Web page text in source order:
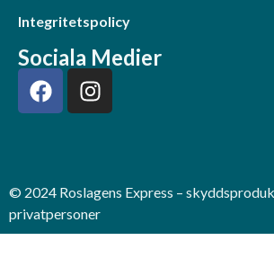
Integritetspolicy
Sociala Medier
© 2024 Roslagens Express –
privatpersoner